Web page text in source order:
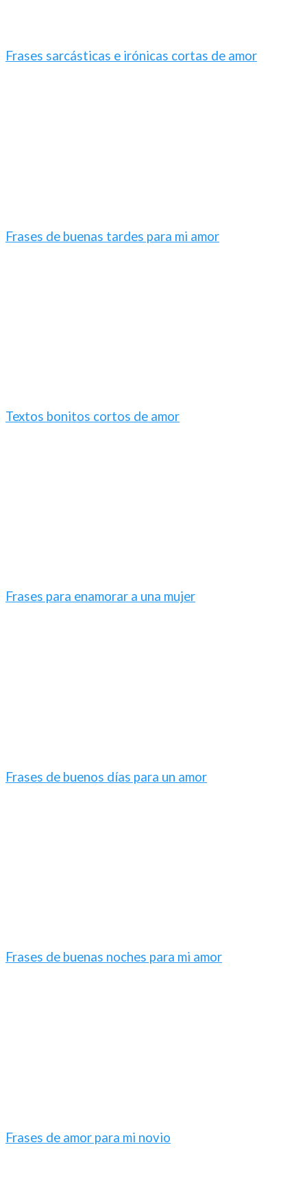
Frases sarcásticas e irónicas cortas de amor
Frases de buenas tardes para mi amor
Textos bonitos cortos de amor
Frases para enamorar a una mujer
Frases de buenos días para un amor
Frases de buenas noches para mi amor
Frases de amor para mi novio